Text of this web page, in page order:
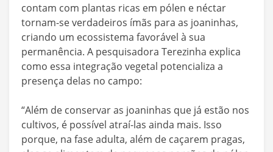
contam com plantas ricas em pólen e néctar
tornam-se verdadeiros ímãs para as joaninhas,
criando um ecossistema favorável à sua
permanência. A pesquisadora Terezinha explica
como essa integração vegetal potencializa a
presença delas no campo:
“Além de conservar as joaninhas que já estão nos
cultivos, é possível atraí-las ainda mais. Isso
porque, na fase adulta, além de caçarem pragas,